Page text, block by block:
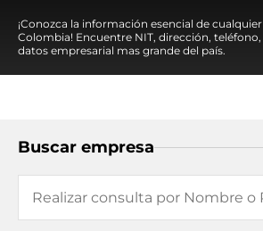
¡Conozca la información esencial de
Colombia! Encuentre NIT, dirección, teléfono,
datos empresarial mas grande del país.
Buscar empresa